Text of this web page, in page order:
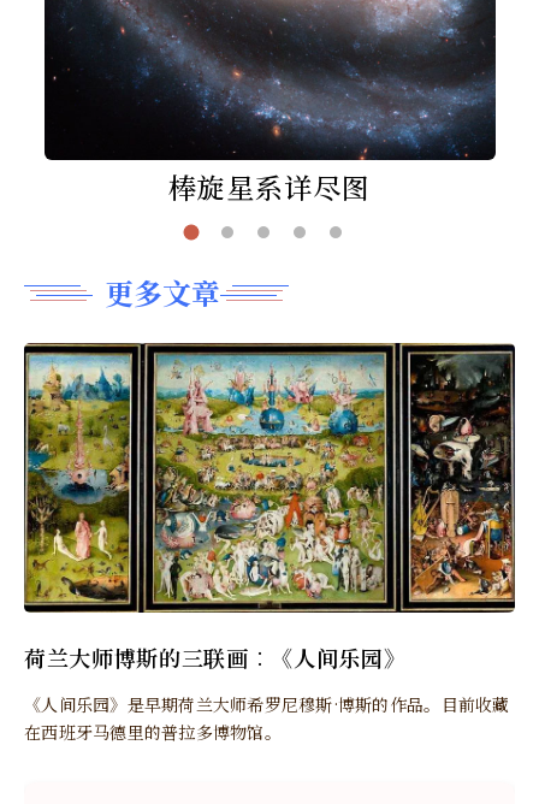
棒旋星系详尽图
更多文章
荷兰大师博斯的三联画︰《人间乐园》
《人间乐园》是早期荷兰大师希罗尼穆斯·博斯的作品。目前收藏
在西班牙马德里的普拉多博物馆。